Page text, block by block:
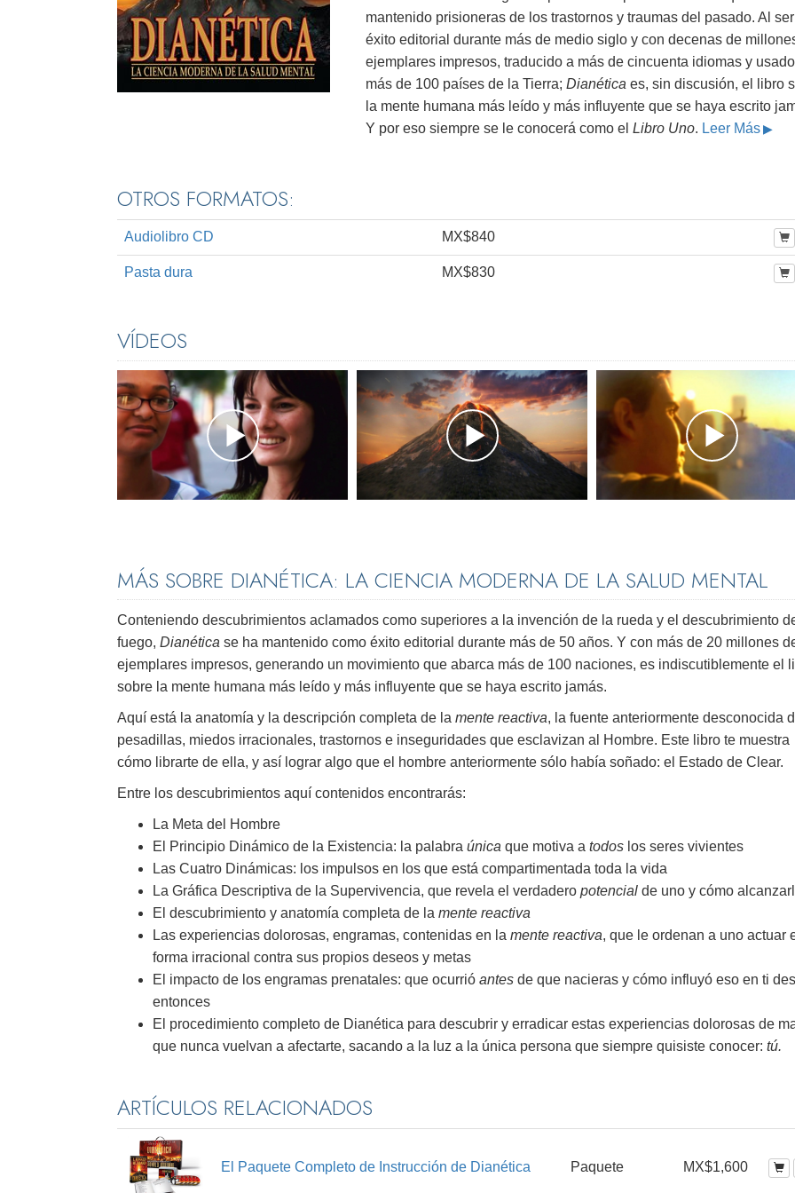
mantenido prisioneras de los trastornos y traumas del pasado. Al
éxito editorial durante más de medio siglo y con decenas de
ejemplares impresos, traducido a más de cincuenta idiomas y
más de 100 países de la Tierra; Dianética es, sin discusión, el libro
la mente humana más leído y más influyente que se haya escrito
Y por eso siempre se le conocerá como el Libro Uno. Leer Más
OTROS FORMATOS:
Audiolibro CD MX$840
Pasta dura MX$830
VÍDEOS
MÁS SOBRE DIANÉTICA: LA CIENCIA MODERNA DE LA SALUD MENTAL
Conteniendo descubrimientos aclamados como superiores a la invención de la rueda y el descubrimiento
fuego, Dianética se ha mantenido como éxito editorial durante más de 50 años. Y con más de 20 millones
ejemplares impresos, generando un movimiento que abarca más de 100 naciones, es indiscutiblemente el
sobre la mente humana más leído y más influyente que se haya escrito jamás.
Aquí está la anatomía y la descripción completa de la mente reactiva, la fuente anteriormente desconocida
pesadillas, miedos irracionales, trastornos e inseguridades que esclavizan al Hombre. Este libro te muestra
cómo librarte de ella, y así lograr algo que el hombre anteriormente sólo había soñado: el Estado de Clear.
Entre los descubrimientos aquí contenidos encontrarás:
La Meta del Hombre
El Principio Dinámico de la Existencia: la palabra única que motiva a todos los seres vivientes
Las Cuatro Dinámicas: los impulsos en los que está compartimentada toda la vida
La Gráfica Descriptiva de la Supervivencia, que revela el verdadero potencial de uno y cómo
El descubrimiento y anatomía completa de la mente reactiva
Las experiencias dolorosas, engramas, contenidas en la mente reactiva, que le ordenan a uno actuar
forma irracional contra sus propios deseos y metas
El impacto de los engramas prenatales: que ocurrió antes de que nacieras y cómo influyó eso en ti
entonces
El procedimiento completo de Dianética para descubrir y erradicar estas experiencias dolorosas de
que nunca vuelvan a afectarte, sacando a la luz a la única persona que siempre quisiste conocer: tú.
ARTÍCULOS RELACIONADOS
El Paquete Completo de Instrucción de Dianética Paquete MX$1,600